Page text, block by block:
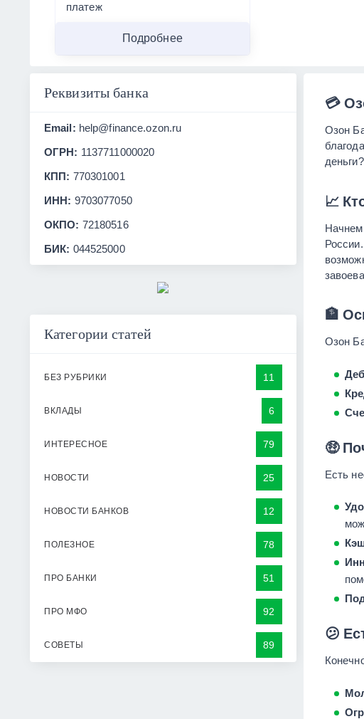
платеж
Подробнее
Реквизиты банка
Email: help@finance.ozon.ru
ОГРН: 1137711000020
КПП: 770301001
ИНН: 9703077050
ОКПО: 72180516
БИК: 044525000
Категории статей
БЕЗ РУБРИКИ 11
ВКЛАДЫ 6
ИНТЕРЕСНОЕ 79
НОВОСТИ 25
НОВОСТИ БАНКОВ 12
ПОЛЕЗНОЕ 78
ПРО БАНКИ 51
ПРО МФО 92
СОВЕТЫ 89
💳
Озон
📈
Начнем
🏦
Озон
🤑
Есть
😕